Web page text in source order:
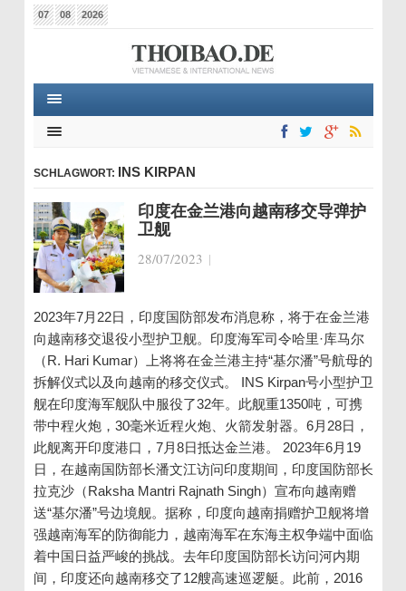
07 08 2026
SCHLAGWORT: INS KIRPAN
印度在金兰港向越南移交导弹护
卫舰
28/07/2023 |
2023年7月22日，印度国防部发布消息称，将于在金兰港
向越南移交退役小型护卫舰。印度海军司令哈里·库马尔
（R. Hari Kumar）上将将在金兰港主持“基尔潘”号航母的
拆解仪式以及向越南的移交仪式。 INS Kirpan号小型护卫
舰在印度海军舰队中服役了32年。此舰重1350吨，可携
带中程火炮，30毫米近程火炮、火箭发射器。6月28日，
此舰离开印度港口，7月8日抵达金兰港。 2023年6月19
日，在越南国防部长潘文江访问印度期间，印度国防部长
拉克沙（Raksha Mantri Rajnath Singh）宣布向越南赠
送“基尔潘”号边境舰。据称，印度向越南捐赠护卫舰将增
强越南海军的防御能力，越南海军在东海主权争端中面临
着中国日益严峻的挑战。去年印度国防部长访问河内期
间，印度还向越南移交了12艘高速巡逻艇。此前，2016